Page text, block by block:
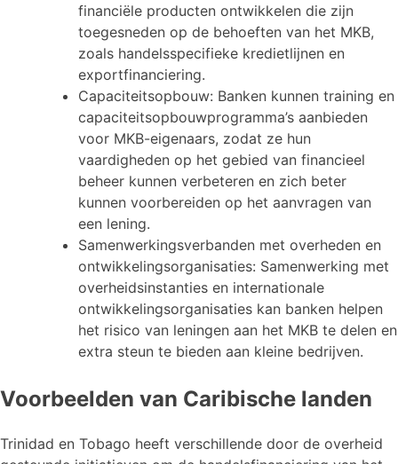
financiële producten ontwikkelen die zijn
toegesneden op de behoeften van het MKB,
zoals handelsspecifieke kredietlijnen en
exportfinanciering.
Capaciteitsopbouw: Banken kunnen training en
capaciteitsopbouwprogramma’s aanbieden
voor MKB-eigenaars, zodat ze hun
vaardigheden op het gebied van financieel
beheer kunnen verbeteren en zich beter
kunnen voorbereiden op het aanvragen van
een lening.
Samenwerkingsverbanden met overheden en
ontwikkelingsorganisaties: Samenwerking met
overheidsinstanties en internationale
ontwikkelingsorganisaties kan banken helpen
het risico van leningen aan het MKB te delen en
extra steun te bieden aan kleine bedrijven.
Voorbeelden van Caribische landen
Trinidad en Tobago heeft verschillende door de overheid